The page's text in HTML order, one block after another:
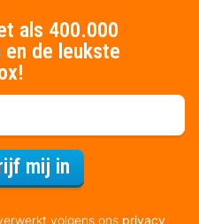
als 400.000
en de leukste
mij in
volgens ons privacy